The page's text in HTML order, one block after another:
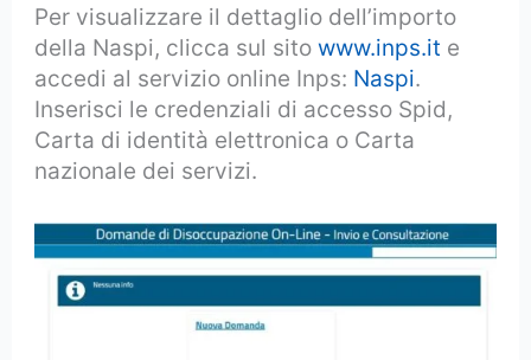
Per visualizzare il dettaglio dell’importo
della Naspi, clicca sul sitowww.inps.it e
accedi al servizio online Inps: Naspi.
Inserisci le credenziali di accesso Spid,
Carta di identità elettronica o Carta
nazionale dei servizi.